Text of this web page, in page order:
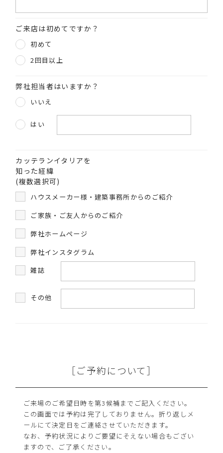
ご来店は初めてですか？
初めて
2回目以上
弊社担当者はいますか？
いいえ
はい
カッテランイタリアを
知った経緯
(複数選択可)
ハウスメーカー様・建築事務所からのご紹介
ご家族・ご友人からのご紹介
弊社ホームページ
弊社インスタグラム
雑誌
その他
［ご予約について］
ご来場のご希望日時を第3候補までご記入ください。
この画面では予約は完了しておりません。折り返しメ
ールにて決定日をご連絡させていただきます。
なお、予約状況によりご要望にそえない場合もござい
ますので、ご了承ください。